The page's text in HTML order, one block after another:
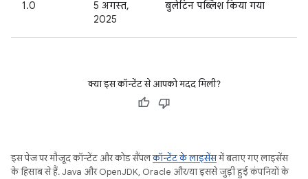
1.0
5 अगस्त,
2025
बुलेटिन पब्लिश किया गया
क्या इस कॉन्टेंट से आपको मदद मिली?
इस पेज पर मौजूद कॉन्टेंट और कोड सैंपलकॉन्टेंट के लाइसेंसमें बताए गए लाइसेंस
के हिसाब से हैं. Java और OpenJDK, Oracle और/या इससे जुड़ी हुई कंपनियों के